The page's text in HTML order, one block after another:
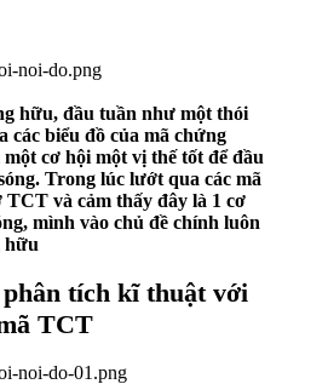
hữu, đầu tuần như một thói
các biểu đồ của mã chứng
cơ hội một vị thế tốt để đầu
Trong lúc lướt qua các mã
và cảm thấy đây là 1 cơ
mình vào chủ đề chính luôn
hữu
tích kĩ thuật với
TCT